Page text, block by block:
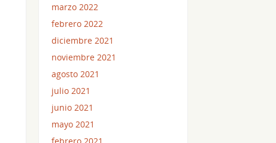
marzo 2022
febrero 2022
diciembre 2021
noviembre 2021
agosto 2021
julio 2021
junio 2021
mayo 2021